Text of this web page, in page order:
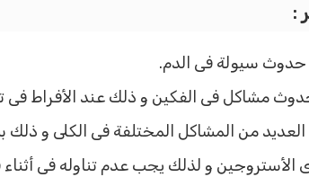
:
حدوث سيولة فى الدم.
مشاكل فى الفكين و ذلك عند الأفراط فى
من المشاكل المختلفة فى الكلى و ذلك
الأستروجين و لذلك يجب عدم تناوله فى